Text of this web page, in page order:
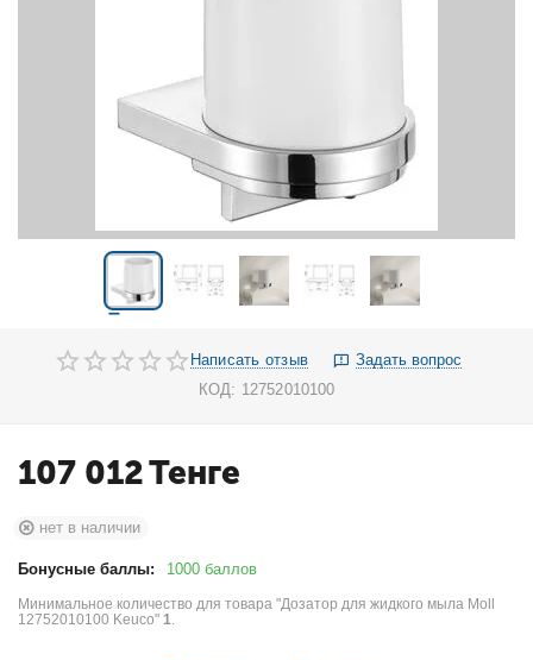
Написать отзыв
Задать вопрос
КОД: 12752010100
107 012Тенге
нет в наличии
Бонусные баллы: 1000 баллов
Минимальное количество для товара "Дозатор для жидкого мыла Moll
12752010100 Keuco"1.